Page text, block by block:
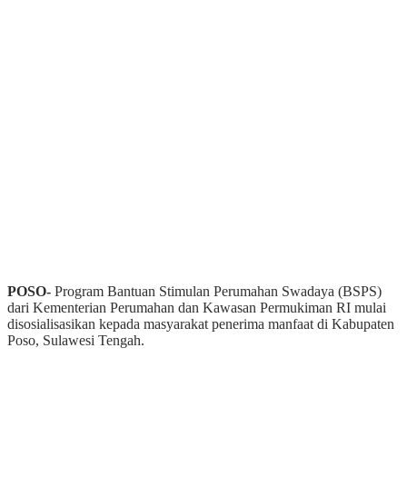
POSO- Program Bantuan Stimulan Perumahan Swadaya (BSPS)
dari Kementerian Perumahan dan Kawasan Permukiman RI mulai
disosialisasikan kepada masyarakat penerima manfaat di Kabupaten
Poso, Sulawesi Tengah.